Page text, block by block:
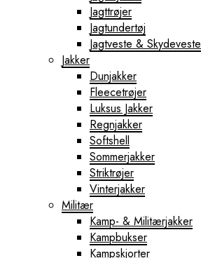
Jagttrøjer
Jagtundertøj
Jagtveste & Skydeveste
Jakker
Dunjakker
Fleecetrøjer
Luksus Jakker
Regnjakker
Softshell
Sommerjakker
Striktrøjer
Vinterjakker
Militær
Kamp- & Militærjakker
Kampbukser
Kampskjorter